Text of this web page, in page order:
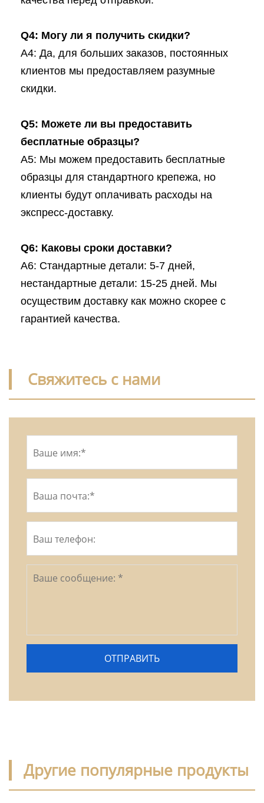
Q4: Могу ли я получить скидки?
A4: Да, для больших заказов, постоянных
клиентов мы предоставляем разумные
скидки.
Q5: Можете ли вы предоставить
бесплатные образцы?
A5: Мы можем предоставить бесплатные
образцы для стандартного крепежа, но
клиенты будут оплачивать расходы на
экспресс-доставку.
Q6: Каковы сроки доставки?
A6: Стандартные детали: 5-7 дней,
нестандартные детали: 15-25 дней. Мы
осуществим доставку как можно скорее с
гарантией качества.
Свяжитесь с нами
Другие популярные продукты